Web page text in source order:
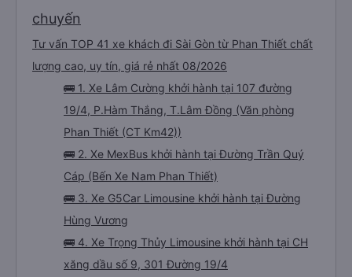
chuyến
Tư vấn TOP 41 xe khách đi Sài Gòn từ Phan Thiết chất
lượng cao, uy tín, giá rẻ nhất 08/2026
🚌 1. Xe Lâm Cường khởi hành tại 107 đường
19/4, P.Hàm Thắng, T.Lâm Đồng (Văn phòng
Phan Thiết (CT Km42))
🚌 2. Xe MexBus khởi hành tại Đường Trần Quý
Cáp (Bến Xe Nam Phan Thiết)
🚌 3. Xe G5Car Limousine khởi hành tại Đường
Hùng Vương
🚌 4. Xe Trọng Thủy Limousine khởi hành tại CH
xăng dầu số 9, 301 Đường 19/4